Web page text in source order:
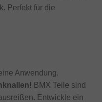
Perfekt für die
Anwendung.
BMX Teile sind
Entwickle ein